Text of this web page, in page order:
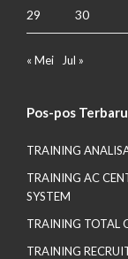
29 30
« Mei Jul »
Pos-pos Terbaru
TRAINING
TRAINING AC
SYSTEM
TRAINING TOTAL
TRAINING